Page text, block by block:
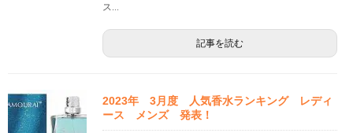
ス...
記事を読む
2023年 3月度 人気香水ランキング レディ
ース メンズ 発表！